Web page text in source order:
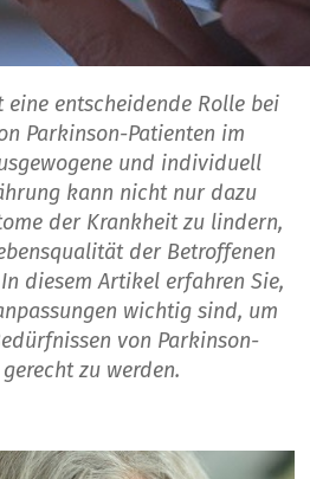
entscheidende Rolle bei
Parkinson-Patienten im
und individuell
kann nicht nur dazu
der Krankheit zu lindern,
der Betroffenen
diesem Artikel erfahren Sie,
wichtig sind, um
von Parkinson-
zu werden.